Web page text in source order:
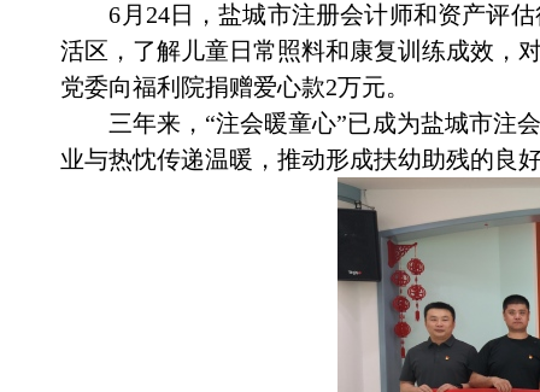
6 月 24日，盐城市注册会计师和资产评
活区，了解儿童日常照料和康复训练成效，
党委向福利院捐赠爱心款2万元。
三年来， “注会暖童心”已成为盐城市注会
业与热忱传递温暖， 推动形成扶幼助残的良